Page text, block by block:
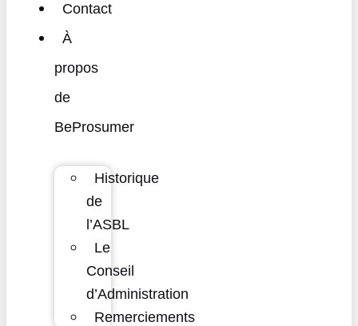
Contact
À
propos
de
BeProsumer
Historique
de
l’ASBL
Le
Conseil
d’Administration
Remerciements